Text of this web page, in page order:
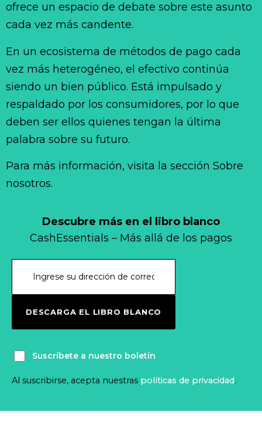
Descubre más en el libro blanco
CashEssentials – Más allá de los pagos
DESCARGA EL LIBRO BLANCO
Suscríbete a nuestro boletín
Al suscribirse, acepta nuestras políticas de privacidad.
ofrece un espacio de debate sobre este asunto
cada vez más candente.
En un ecosistema de métodos de pago cada
vez más heterogéneo, el efectivo continúa
siendo un bien público. Está impulsado y
respaldado por los consumidores, por lo que
deben ser ellos quienes tengan la última
palabra sobre su futuro.
Para más información, visita la sección Sobre
nosotros.